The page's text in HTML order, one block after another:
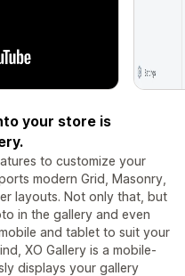
your store is
to customize your
modern Grid, Masonry,
layouts. Not only that, but
in the gallery and even
and tablet to suit your
XO Gallery is a mobile-
displays your gallery